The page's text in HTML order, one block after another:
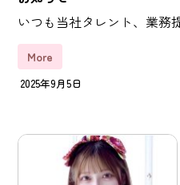
いつも当社タレント、業務
More
2025年9月5日